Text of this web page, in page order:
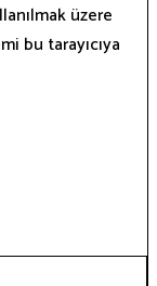
üzere
bu tarayıcıya